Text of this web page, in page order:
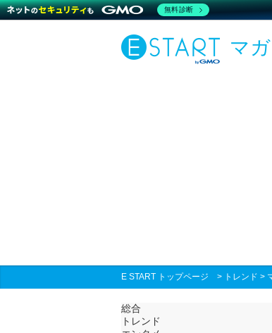
マ
E START トップページ > トレンド >
総合
トレンド
無料診断